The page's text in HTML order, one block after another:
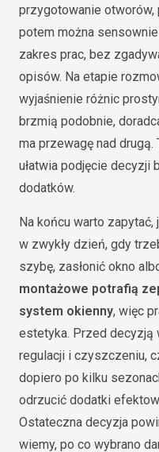
przygotowanie otworów,
potem można
zakres prac, bez
opisów. Na etapie
wyjaśnienie różnic
brzmią podobnie,
ma przewagę nad drugą.
ułatwia podjęcie decyzji
dodatków.
Na końcu warto
w zwykły dzień, gdy
szybę, zasłonić okno
montażowe potrafią
system okienny, więc
estetyka. Przed decyzją
regulacji i czyszczeniu,
dopiero po kilku
odrzucić dodatki
Ostateczna decyzja
wiemy, po co wybrano